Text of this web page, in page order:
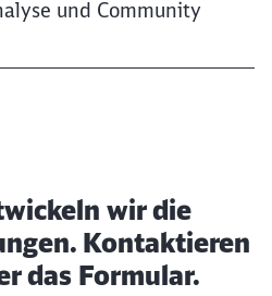
und Community
wir die
Kontaktieren
das Formular.